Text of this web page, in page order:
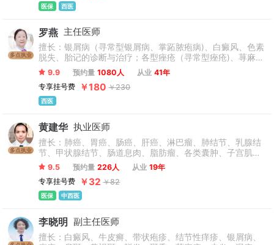
医保 西医
多点执业
罗燕 主任医师
擅长：银屑病（寻常型银屑病、掌跖脓疱病)、白癜风、色素
脱失、胎记的诊断与治疗；各型痤疮（寻常型痤疮)、荨麻
疹、湿疹、皮炎等过敏性皮肤病的综合治疗；病毒性皮肤
病、皮肌炎、红斑狼疮、硬皮病、瘢痕体质及脱发的诊治；
擅长结合皮肤组织病理对皮肤肿瘤及疑难皮肤病进行精准诊
断与治疗。
9.9 预约量 1080人 从业 41年
专享挂号费
￥180 ￥230
西医
多点执业
黄建华 执业医师
擅长：肺癌、胃癌、肠癌、肝癌、淋巴瘤、肺结节、乳腺结
节、甲状腺结节、肠道息肉、脂肪瘤、各类囊肿、子宫肌瘤
等良性恶性肿瘤的中医药治疗、中西医结合治疗。
9.5 预约量 226人 从业 19年
专享挂号费
￥32 ￥82
医保 中西医
李晓明 副主任医师
擅长：白癜风、牛皮癣、带状疱疹、结节性痒疹、银屑病、